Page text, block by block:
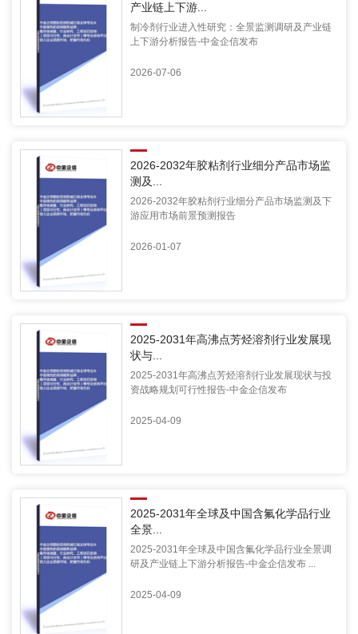
产业链上下游...
制冷剂行业进入性研究：全景监测调研及产业链
上下游分析报告-中金企信发布
2026-07-06
2026-2032年胶粘剂行业细分产品市场监
测及...
2026-2032年胶粘剂行业细分产品市场监测及下
游应用市场前景预测报告
2026-01-07
2025-2031年高沸点芳烃溶剂行业发展现
状与...
2025-2031年高沸点芳烃溶剂行业发展现状与投
资战略规划可行性报告-中金企信发布
2025-04-09
2025-2031年全球及中国含氟化学品行业
全景...
2025-2031年全球及中国含氟化学品行业全景调
研及产业链上下游分析报告-中金企信发布 ...
2025-04-09